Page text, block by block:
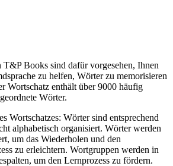
Books sind dafür vorgesehen, Ihnen
zu helfen, Wörter zu memorisieren
Wortschatz enthält über 9000 häufig
Wörter.
Wortschatzes: Wörter sind entsprechend
alphabetisch organisiert. Wörter werden
um das Wiederholen und den
zu erleichtern. Wortgruppen werden in
um den Lernprozess zu fördern.